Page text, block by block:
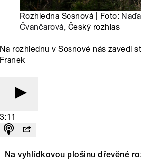
Rozhledna Sosnová | Foto: Naďa
Čvančarová, Český rozhlas
Na rozhlednu v Sosnové nás zavedl
Franek
3:11
Na vyhlídkovou plošinu dřevěné